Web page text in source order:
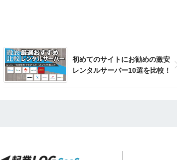
初めてのサイトにお勧めの激安
レンタルサーバー10選を比較！